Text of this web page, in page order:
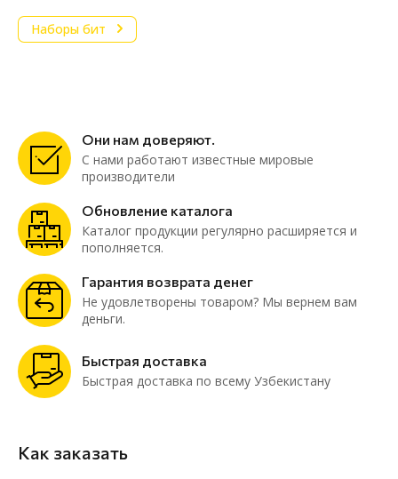
Наборы бит
Они нам доверяют.
С нами работают известные мировые
производители
Обновление каталога
Каталог продукции регулярно расширяется и
пополняется.
Гарантия возврата денег
Не удовлетворены товаром? Мы вернем вам
деньги.
Быстрая доставка
Быстрая доставка по всему Узбекистану
Как заказать